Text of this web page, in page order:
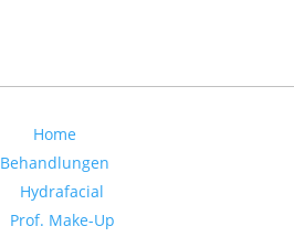
Home
Behandlungen
Hydrafacial
Prof. Make-Up